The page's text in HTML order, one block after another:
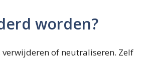
worden?
of neutraliseren. Zelf